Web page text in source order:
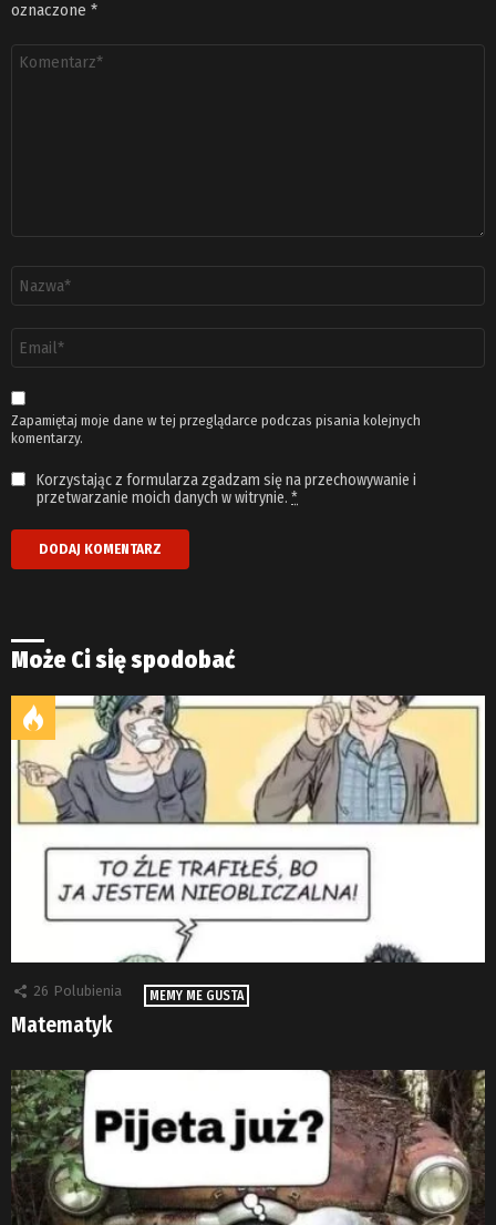
oznaczone *
Komentarz
email
*
Zapamiętaj moje dane w tej przeglądarce podczas pisania kolejnych
komentarzy.
Korzystając z formularza zgadzam się na przechowywanie i
przetwarzanie moich danych w witrynie. *
Może Ci się spodobać
26 Polubienia MEMY ME GUSTA
Matematyk